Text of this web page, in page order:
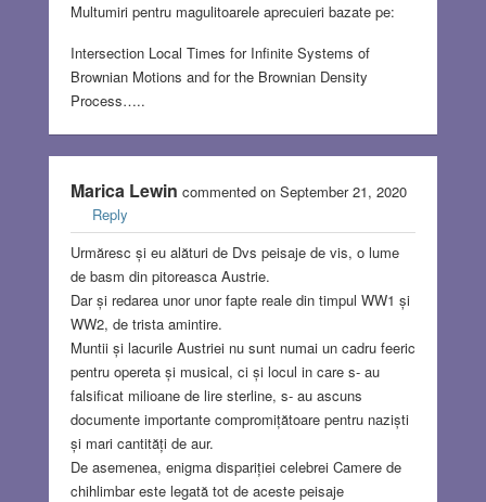
Multumiri pentru magulitoarele aprecuieri bazate pe:
Intersection Local Times for Infinite Systems of
Brownian Motions and for the Brownian Density
Process…..
Marica Lewin commented on September 21, 2020
Reply
Urmăresc și eu alături de Dvs peisaje de vis, o lume
de basm din pitoreasca Austrie.
Dar și redarea unor unor fapte reale din timpul WW1 și
WW2, de trista amintire.
Muntii și lacurile Austriei nu sunt numai un cadru feeric
pentru opereta și musical, ci și locul in care s- au
falsificat milioane de lire sterline, s- au ascuns
documente importante compromițătoare pentru naziști
și mari cantități de aur.
De asemenea, enigma dispariției celebrei Camere de
chihlimbar este legată tot de aceste peisaje